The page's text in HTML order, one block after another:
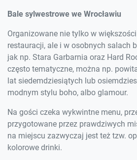
Bale sylwestrowe we Wrocławiu
Organizowane nie tylko w
restauracji, ale i w osobnych salach
jak np. Stara Garbarnia oraz Hard
często tematyczne, można np.
lat siedemdziesiątych lub
modnym stylu boho, albo glamour.
Na gości czeka wykwintne menu,
przygotowane przez prawdziwych
na miejscu zazwyczaj jest też tzw.
kolorowe drinki.